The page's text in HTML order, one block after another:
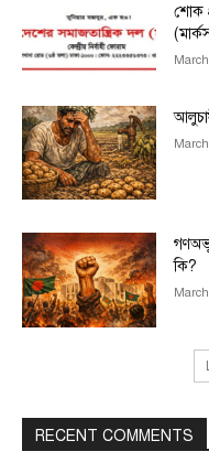
শোক
কি?
RECENT COMMENTS